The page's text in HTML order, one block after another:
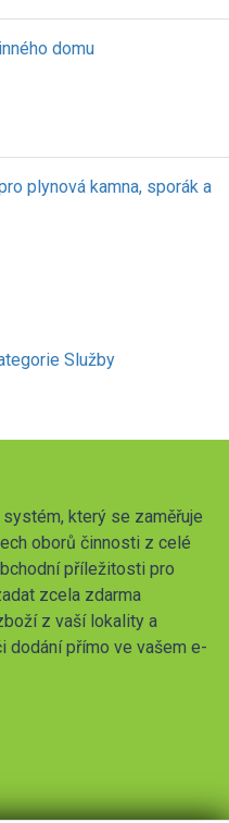
domu
plynová kamna, sporák a
Služby
který se zaměřuje
oborů činnosti z celé
příležitosti pro
zcela zdarma
z vaší lokality a
dodání přímo ve vašem e-